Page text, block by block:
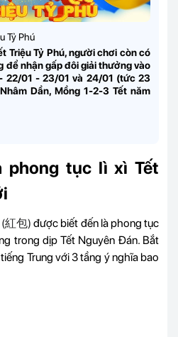
Tỷ Phú
Triệu Tỷ Phú,người chơi còn có
để nhận gấp đôi giải thưởng vào
22/01 - 23/01 và 24/01 (tức 23
Dần, Mồng 1-2-3Tết năm
phong tục lì xì Tết
(紅包)được biết đến là phong tục
trong dịp Tết Nguyên Đán. Bắt
Trung với 3 tầng ý nghĩa bao